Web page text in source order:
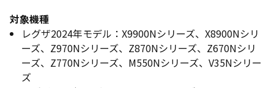
対象機種
レグザ2024年モデル：X9900Nシリーズ、X8900Nシリ
ーズ、Z970Nシリーズ、Z870Nシリーズ、Z670Nシリ
ーズ、Z770Nシリーズ、M550Nシリーズ、V35Nシリー
ズ